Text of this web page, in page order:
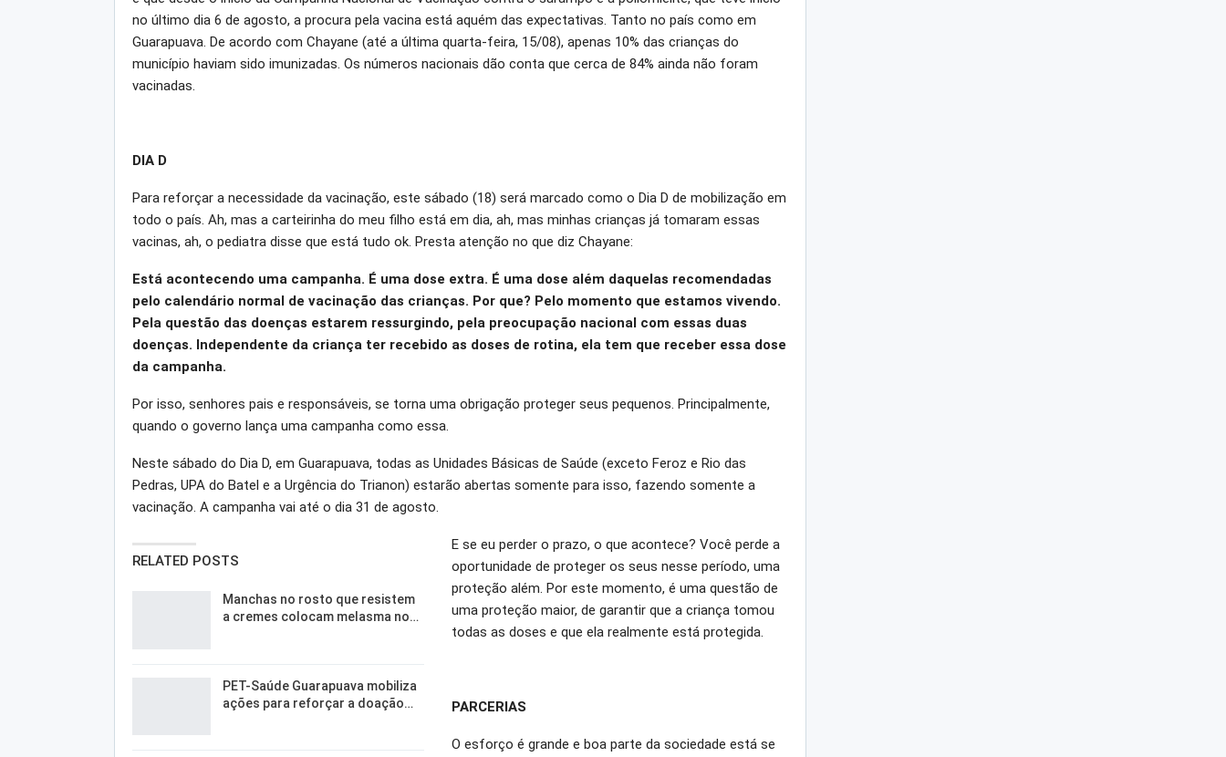
no último dia 6 de agosto, a procura pela vacina está aquém das expectativas. Tanto no país como em
Guarapuava. De acordo com Chayane (até a última quarta-feira, 15/08), apenas 10% das crianças do
município haviam sido imunizadas. Os números nacionais dão conta que cerca de 84% ainda não foram
vacinadas.
DIA D
Para reforçar a necessidade da vacinação, este sábado (18) será marcado como o Dia D de mobilização em
todo o país. Ah, mas a carteirinha do meu filho está em dia, ah, mas minhas crianças já tomaram essas
vacinas, ah, o pediatra disse que está tudo ok. Presta atenção no que diz Chayane:
Está acontecendo uma campanha. É uma dose extra. É uma dose além daquelas recomendadas
pelo calendário normal de vacinação das crianças. Por que? Pelo momento que estamos vivendo.
Pela questão das doenças estarem ressurgindo, pela preocupação nacional com essas duas
doenças. Independente da criança ter recebido as doses de rotina, ela tem que receber essa dose
da campanha.
Por isso, senhores pais e responsáveis, se torna uma obrigação proteger seus pequenos. Principalmente,
quando o governo lança uma campanha como essa.
Neste sábado do Dia D, em Guarapuava, todas as Unidades Básicas de Saúde (exceto Feroz e Rio das
Pedras, UPA do Batel e a Urgência do Trianon) estarão abertas somente para isso, fazendo somente a
vacinação. A campanha vai até o dia 31 de agosto.
RELATED POSTS
Manchas no rosto que resistem
a cremes colocam melasma no…
PET-Saúde Guarapuava mobiliza
ações para reforçar a doação…
E se eu perder o prazo, o que acontece? Você perde a
oportunidade de proteger os seus nesse período, uma
proteção além. Por este momento, é uma questão de
uma proteção maior, de garantir que a criança tomou
todas as doses e que ela realmente está protegida.
PARCERIAS
O esforço é grande e boa parte da sociedade está se